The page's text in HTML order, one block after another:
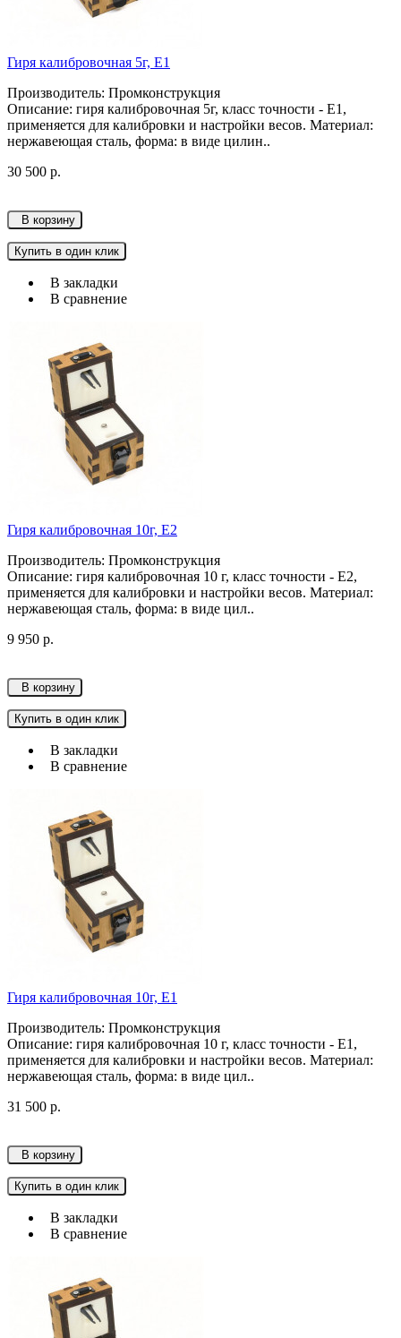
Гиря калибровочная 5г, Е1
Производитель: Промконструкция
Описание: гиря калибровочная 5г, класс точности - Е1,
применяется для калибровки и настройки весов. Материал:
нержавеющая сталь, форма: в виде цилин..
30 500 р.
В корзину
Купить в один клик
В закладки
В сравнение
Гиря калибровочная 10г, Е2
Производитель: Промконструкция
Описание: гиря калибровочная 10 г, класс точности - Е2,
применяется для калибровки и настройки весов. Материал:
нержавеющая сталь, форма: в виде цил..
9 950 р.
В корзину
Купить в один клик
В закладки
В сравнение
Гиря калибровочная 10г, Е1
Производитель: Промконструкция
Описание: гиря калибровочная 10 г, класс точности - Е1,
применяется для калибровки и настройки весов. Материал:
нержавеющая сталь, форма: в виде цил..
31 500 р.
В корзину
Купить в один клик
В закладки
В сравнение